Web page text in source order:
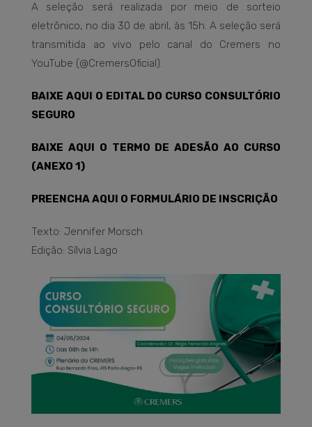
A seleção será realizada por meio de sorteio
eletrônico, no dia 30 de abril, às 15h. A seleção será
transmitida ao vivo pelo canal do Cremers no
YouTube (@CremersOficial).
BAIXE AQUI O EDITAL DO CURSO CONSULTÓRIO
SEGURO
BAIXE AQUI O TERMO DE ADESÃO AO CURSO
(ANEXO 1)
PREENCHA AQUI O FORMULÁRIO DE INSCRIÇÃO
Texto: Jennifer Morsch
Edição: Sílvia Lago